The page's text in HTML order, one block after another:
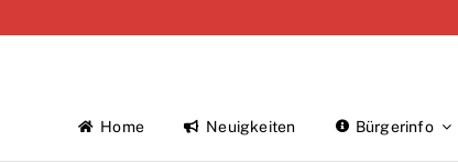
Home Neuigkeiten Bürgerinfo